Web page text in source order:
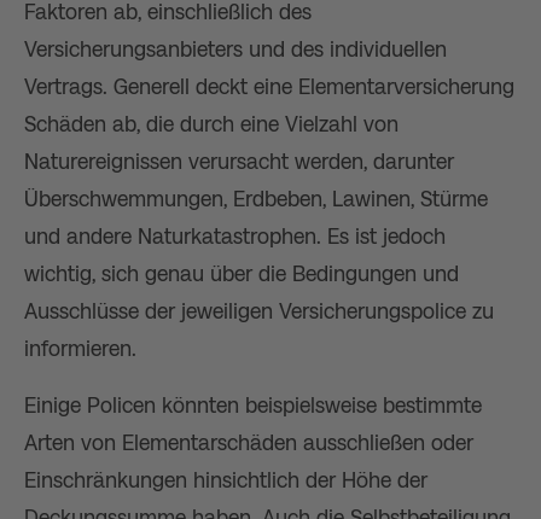
Faktoren ab, einschließlich des
Versicherungsanbieters und des individuellen
Vertrags. Generell deckt eine Elementarversicherung
Schäden ab, die durch eine Vielzahl von
Naturereignissen verursacht werden, darunter
Überschwemmungen, Erdbeben, Lawinen, Stürme
und andere Naturkatastrophen. Es ist jedoch
wichtig, sich genau über die Bedingungen und
Ausschlüsse der jeweiligen Versicherungspolice zu
informieren.
Einige Policen könnten beispielsweise bestimmte
Arten von Elementarschäden ausschließen oder
Einschränkungen hinsichtlich der Höhe der